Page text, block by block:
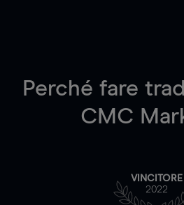
Perché fare
CMC
VINCITORE
2022